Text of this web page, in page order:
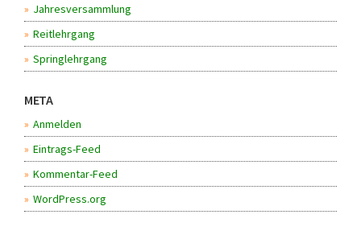
Jahresversammlung
Reitlehrgang
Springlehrgang
META
Anmelden
Eintrags-Feed
Kommentar-Feed
WordPress.org